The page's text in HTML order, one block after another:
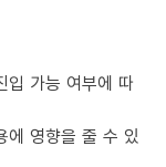
입 가능 여부에 따
에 영향을 줄 수 있